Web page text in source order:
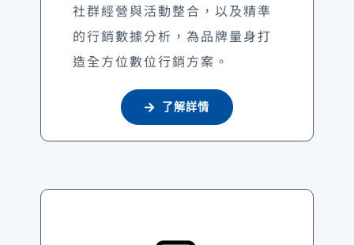
社群經營與活動整合，以及精準
的行銷數據分析，為品牌量身打
造全方位數位行銷方案。
了解詳情